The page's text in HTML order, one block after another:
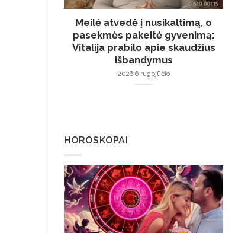
Meilė atvedė į nusikaltimą, o
pasekmės pakeitė gyvenimą:
Vitalija prabilo apie skaudžius
išbandymus
2026 6 rugpjūčio
HOROSKOPAI